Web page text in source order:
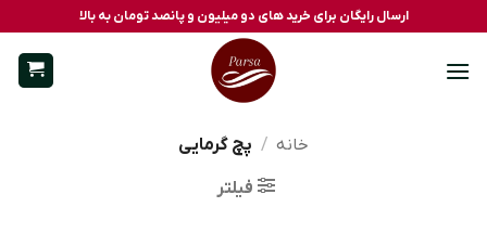
to
content
ارسال رایگان برای خرید های دو میلیون و پانصد تومان به بالا
خانه / پچ گرمایی
فیلتر